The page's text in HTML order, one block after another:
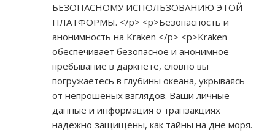
БЕЗОПАСНОМУ ИСПОЛЬЗОВАНИЮ ЭТОЙ
ПЛАТФОРМЫ. </p> <p>Безопасность и
анонимность на Kraken </p> <p>Kraken
обеспечивает безопасное и анонимное
пребывание в даркнете, словно вы
погружаетесь в глубины океана, укрываясь
от непрошеных взглядов. Ваши личные
данные и информация о транзакциях
надежно защищены, как тайны на дне моря.